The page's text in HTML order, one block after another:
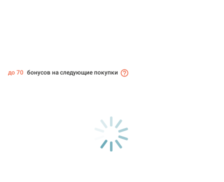
до 70 бонусов на следующие покупки